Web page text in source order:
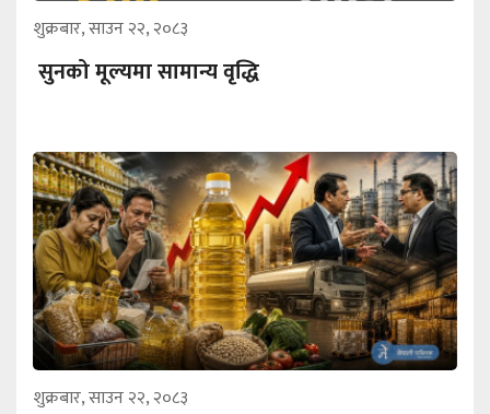
शुक्रबार, साउन २२, २०८३
सुनको मूल्यमा सामान्य वृद्धि
शुक्रबार, साउन २२, २०८३